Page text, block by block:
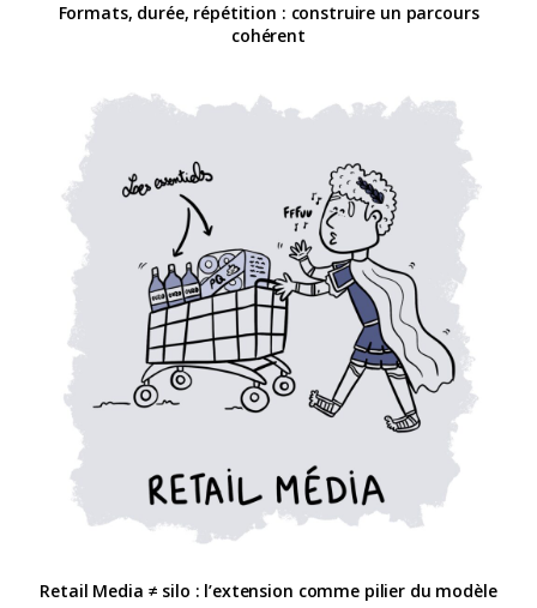
Formats, durée, répétition : construire un parcours
cohérent
Retail Media ≠ silo : l’extension comme pilier du modèle